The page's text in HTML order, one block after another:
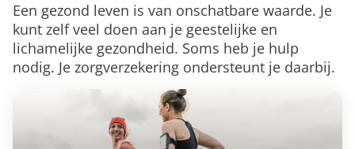
Een gezond leven is van onschatbare waarde. Je
kunt zelf veel doen aan je geestelijke en
lichamelijke gezondheid. Soms heb je hulp
nodig. Je zorgverzekering ondersteunt je daarbij.